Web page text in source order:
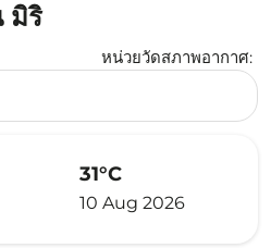
มิริ
หน่วยวัดสภาพอากาศ:
ส Selected
31°C
10 Aug 2026